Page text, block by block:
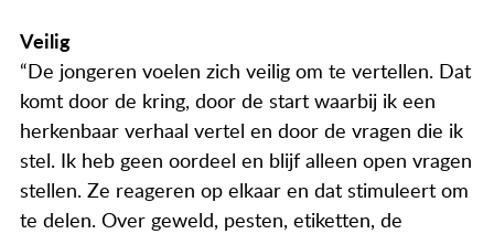
Veilig
“De jongeren voelen zich veilig om te vertellen. Dat
komt door de kring, door de start waarbij ik een
herkenbaar verhaal vertel en door de vragen die ik
stel. Ik heb geen oordeel en blijf alleen open vragen
stellen. Ze reageren op elkaar en dat stimuleert om
te delen. Over geweld, pesten, etiketten, de